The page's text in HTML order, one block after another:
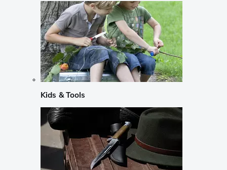
Kids & Tools